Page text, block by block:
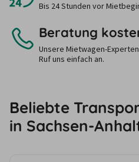
Bis 24 Stunden vor
Beratung
Unsere Mietwagen-
Ruf uns einfach an.
Beliebte
in Sachsen-